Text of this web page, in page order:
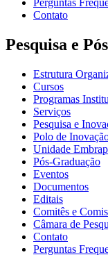
Contato
Pesquisa e
Estrutura
Cursos
Programas
Serviços
Pesquisa e
Polo de
Unidade
Pós-Graduação
Eventos
Documentos
Editais
Comitês e
Câmara de
Contato
Perguntas